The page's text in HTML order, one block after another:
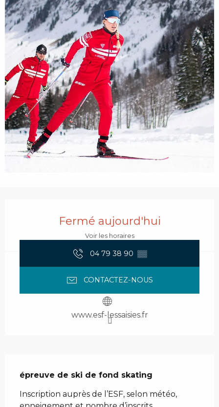
Fermé aujourd'hui
Voir les horaires
04 79 38 90 ▒▒
CONTACTEZ-NOUS
www.esf-lessaisies.fr
épreuve de ski de fond skating
Inscription auprès de l’ESF, selon météo,